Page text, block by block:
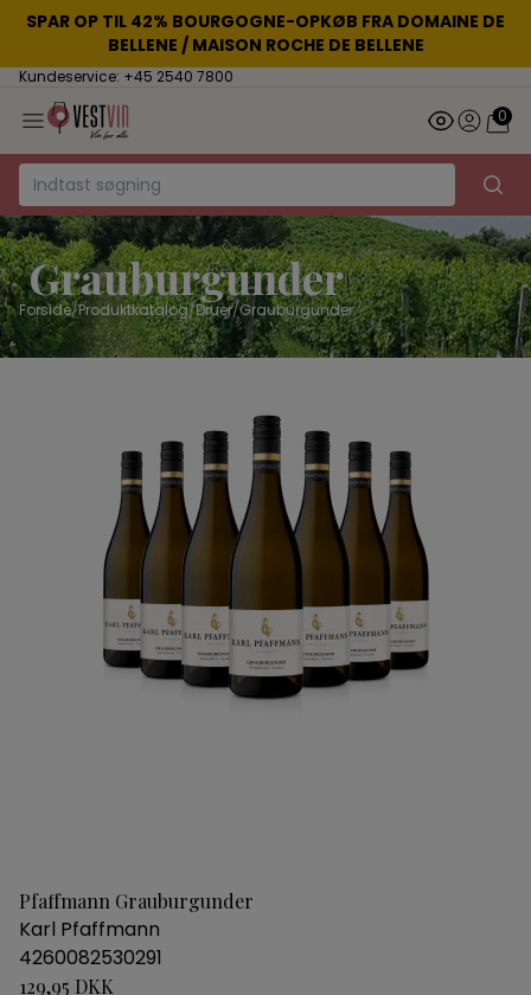
SPAR OP TIL 42% BOURGOGNE-OPKØB FRA DOMAINE DE
BELLENE / MAISON ROCHE DE BELLENE
Kundeservice: +45 2540 7800
0
Grauburgunder
Forside/Produktkatalog/Druer/Grauburgunder
Pfaffmann Grauburgunder
Karl Pfaffmann
4260082530291
129,95 DKK